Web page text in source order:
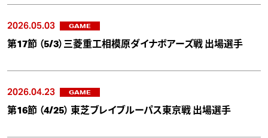
2026.05.03 GAME
第17節 （5/3）三菱重工相模原ダイナボアーズ戦 出場選手
2026.04.23 GAME
第16節 （4/25） 東芝ブレイブルーパス東京戦 出場選手